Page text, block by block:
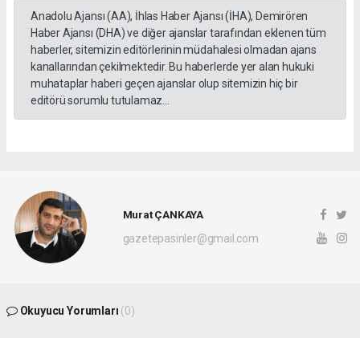
Anadolu Ajansı (AA), İhlas Haber Ajansı (İHA), Demirören
Haber Ajansı (DHA) ve diğer ajanslar tarafından eklenen tüm
haberler, sitemizin editörlerinin müdahalesi olmadan ajans
kanallarından çekilmektedir. Bu haberlerde yer alan hukuki
muhataplar haberi geçen ajanslar olup sitemizin hiç bir
editörü sorumlu tutulamaz...
Murat ÇANKAYA
gazetepasinler@gmail.com
Okuyucu Yorumları (0)